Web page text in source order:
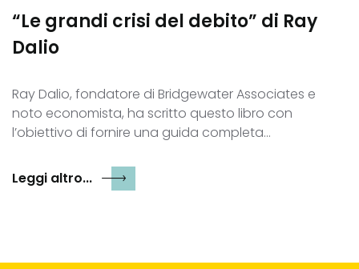
“Le grandi crisi del debito” di Ray
Dalio
Ray Dalio, fondatore di Bridgewater Associates e
noto economista, ha scritto questo libro con
l’obiettivo di fornire una guida completa…
Leggi altro...